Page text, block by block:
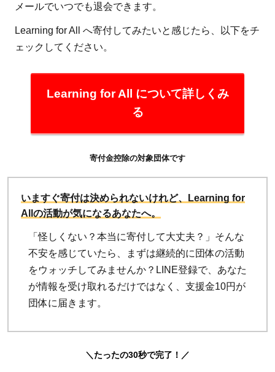
メールでいつでも退会できます。
Learning for All へ寄付してみたいと感じたら、以下をチ
ェックしてください。
Learning for All について詳しくみ
る
寄付金控除の対象団体です
いますぐ寄付は決められないけれど、Learning for
Allの活動が気になるあなたへ。
「怪しくない？本当に寄付して大丈夫？」そんな
不安を感じていたら、まずは継続的に団体の活動
をウォッチしてみませんか？LINE登録で、あなた
が情報を受け取れるだけではなく、支援金10円が
団体に届きます。
＼たったの30秒で完了！／